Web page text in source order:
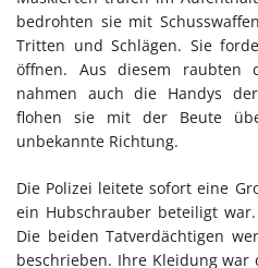
bedrohten sie mit
Tritten und Schlägen. Sie
öffnen. Aus diesem raubten
nahmen auch die Handys
flohen sie mit der Beute
unbekannte Richtung.
Die Polizei leitete sofort eine
ein Hubschrauber beteiligt
Die beiden Tatverdächtigen
beschrieben. Ihre Kleidung